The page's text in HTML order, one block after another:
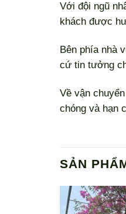
Với đội ngũ
khách được
Bên phía nhà
cứ tin tưởng
Về vận
chóng và hạn
SẢN